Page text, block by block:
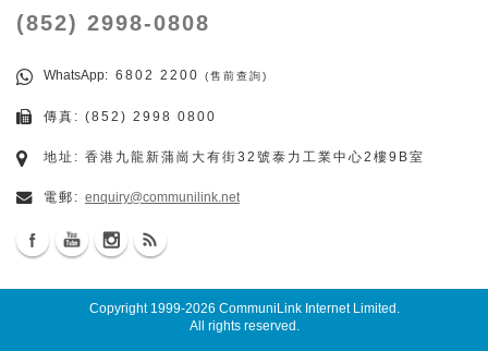
(852) 2998-0808
WhatsApp: 6802 2200 (售前查詢)
傳真: (852) 2998 0800
地址: 香港九龍新蒲崗大有街32號泰力工業中心2樓9B室
電郵: enquiry@communilink.net
Copyright 1999-2026 CommuniLink Internet Limited
All rights reserved.